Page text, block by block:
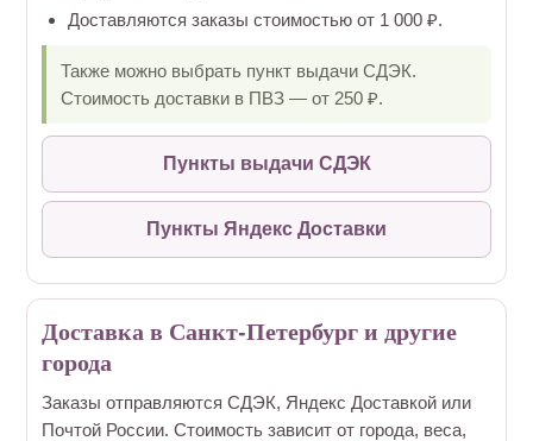
Доставляются заказы стоимостью от 1 000 ₽.
Также можно выбрать пункт выдачи СДЭК.
Стоимость доставки в ПВЗ — от 250 ₽.
Пункты выдачи СДЭК
Пункты Яндекс Доставки
Доставка в Санкт-Петербург и другие
города
Заказы отправляются СДЭК, Яндекс Доставкой или
Почтой России. Стоимость зависит от города, веса,